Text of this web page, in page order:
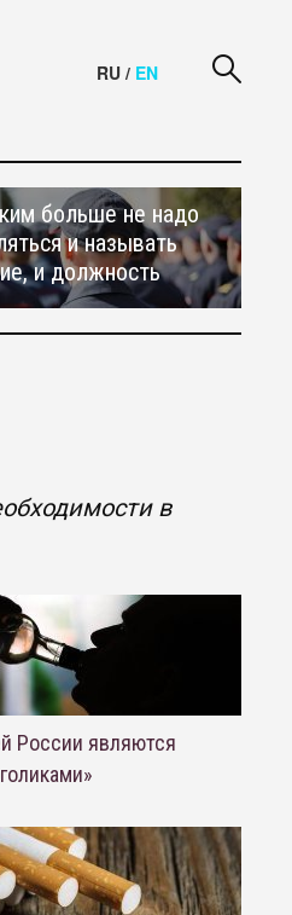
RU / EN
больше не надо
и называть
и должность
в
России являются